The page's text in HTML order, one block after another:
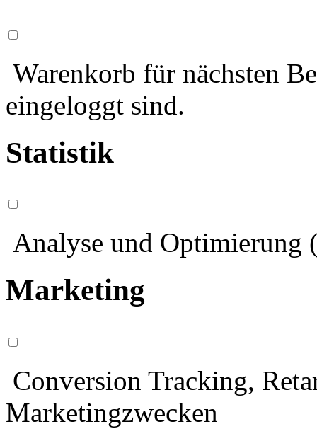
Warenkorb für nächsten
eingeloggt sind.
Statistik
Analyse und Optimierung
Marketing
Conversion Tracking,
Marketingzwecken